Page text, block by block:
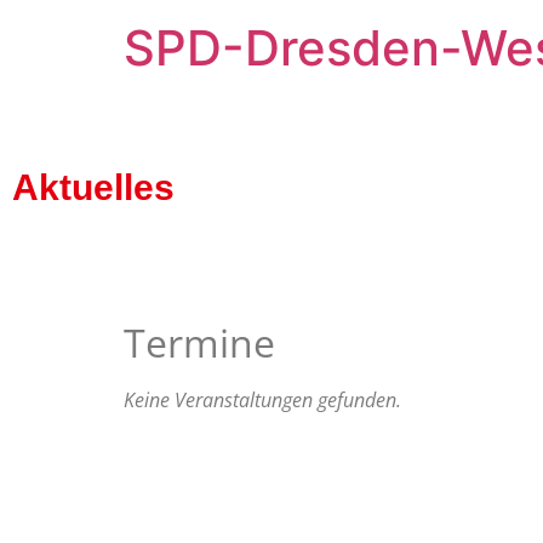
SPD-Dresden-
Aktuelles
Termine
Keine Veranstaltungen gefunden.